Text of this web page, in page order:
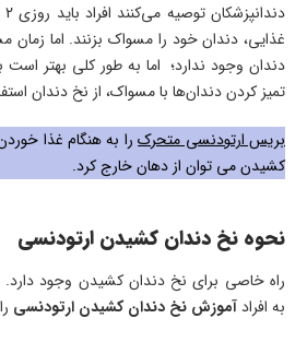
غذایی، دندان خود را مسواک بزنند. اما زمان
دندان وجود ندارد؛ اما به طور کلی بهتر
تمیز کردن دندان‌ها با مسواک، از نخ دندان
بریس ارتودنسی متحرکرا به هنگام غذا
کشیدن می توان از دهان خارج کرد.
نحوه نخ دندان کشیدن ارتودنسی
راه خاصی برای نخ دندان کشیدن وجود دارد.
به افراد آموزش نخ دندان کشیدن ارتودنسی